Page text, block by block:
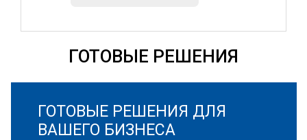
ГОТОВЫЕ РЕШЕНИЯ
ГОТОВЫЕ РЕШЕНИЯ ДЛЯ
ВАШЕГО БИЗНЕСА